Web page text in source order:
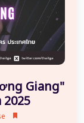
Giang"